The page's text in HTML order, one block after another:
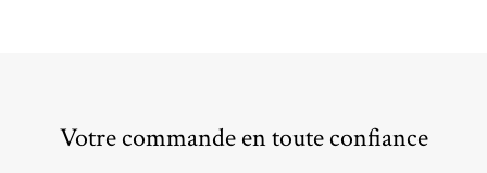
Votre commande en toute confiance